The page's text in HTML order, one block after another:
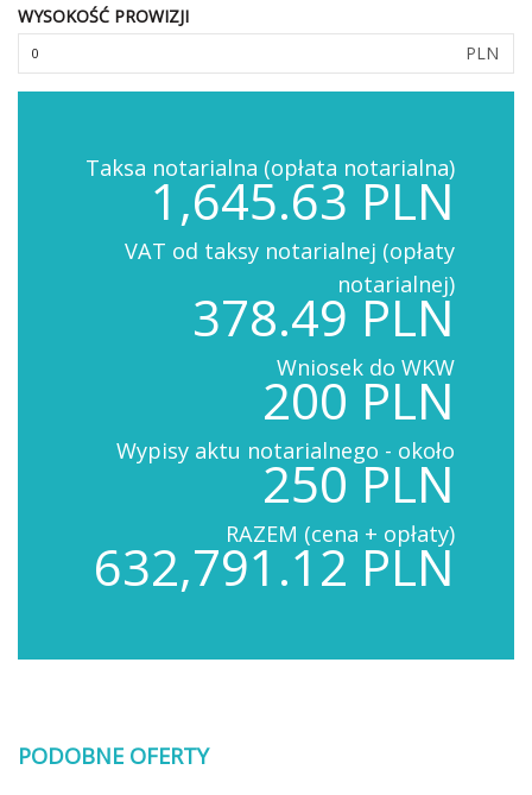
WYSOKOŚĆ PROWIZJI
PLN
Taksa notarialna (opłata notarialna)
1,645.63 PLN
VAT od taksy notarialnej (opłaty
notarialnej)
378.49 PLN
Wniosek do WKW
200 PLN
Wypisy aktu notarialnego - około
250 PLN
RAZEM (cena + opłaty)
632,791.12 PLN
PODOBNE OFERTY